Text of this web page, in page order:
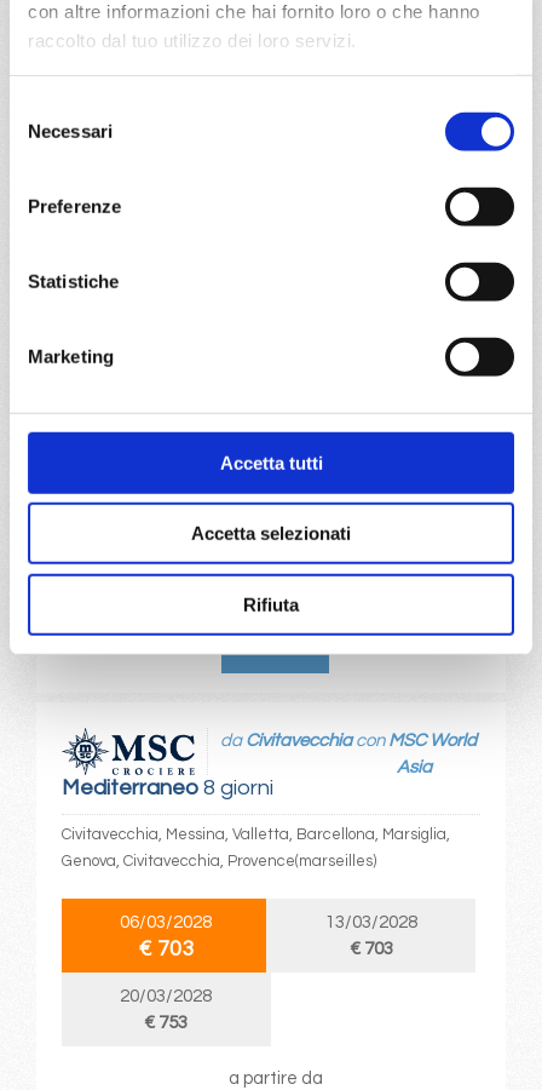
con altre informazioni che hai fornito loro o che hanno
raccolto dal tuo utilizzo dei loro servizi.
delNecessari
Preferenze
Statistiche
Marketing
Accetta tutti
Accetta selezionati
Rifiuta
€ 699
a partire da
Palermo, Civitavecchia
€ 699
€ 699
Mediterraneo8 giorni
da Civitavecchiacon MSC World
Asia
Civitavecchia, Messina, Valletta, Barcellona, Marsiglia,
Genova, Civitavecchia, Provence(marseilles)
06/03/2028
€ 703
13/03/2028
€ 703
20/03/2028
€ 753
a partire da